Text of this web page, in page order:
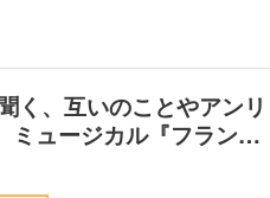
く、互いのことやアンリ
ュージカル『フラン…